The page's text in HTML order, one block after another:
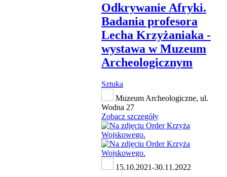
Odkrywanie Afryki.
Badania profesora
Lecha Krzyżaniaka -
wystawa w Muzeum
Archeologicznym
Sztuka
Muzeum Archeologiczne, ul.
Wodna 27
Zobacz szczegóły
15.10.2021-30.11.2022